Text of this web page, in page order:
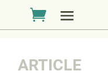
ARTICLE